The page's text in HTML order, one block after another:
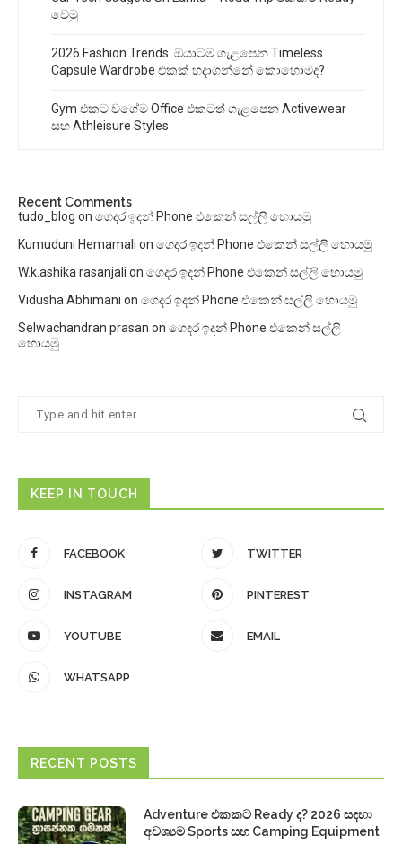
වෙමු
2026 Fashion Trends: ඔයාටම ගැළපෙන Timeless
Capsule Wardrobe එකක් හදාගන්නේ කොහොමද?
Gym එකට වගේම Office එකටත් ගැළපෙන Activewear
සහ Athleisure Styles
Recent Comments
tudo_blog on ගෙදර ඉදන් Phone එකෙන් සල්ලි හොයමු
Kumuduni Hemamali on ගෙදර ඉදන් Phone එකෙන් සල්ලි හොයමු
W.k.ashika rasanjali on ගෙදර ඉදන් Phone එකෙන් සල්ලි හොයමු
Vidusha Abhimani on ගෙදර ඉදන් Phone එකෙන් සල්ලි හොයමු
Selwachandran prasan on ගෙදර ඉදන් Phone එකෙන් සල්ලි
හොයමු
KEEP IN TOUCH
FACEBOOK TWITTER
INSTAGRAM PINTEREST
YOUTUBE EMAIL
WHATSAPP
RECENT POSTS
Adventure එකකට Ready ද? 2026 සඳහා
අවශ්‍යම Sports සහ Camping Equipment